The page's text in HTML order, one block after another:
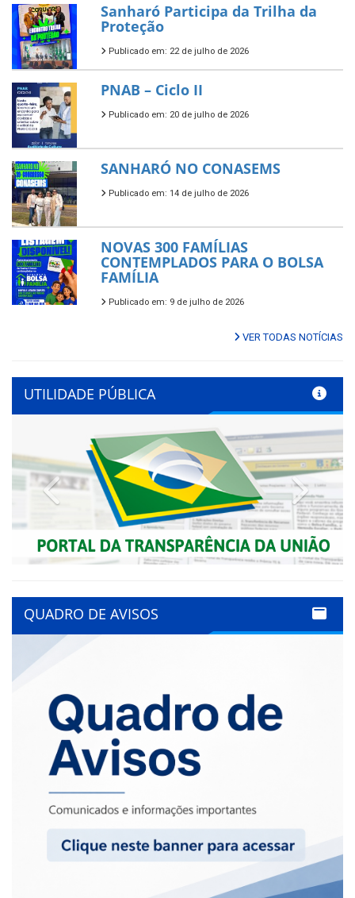
Sanharó Participa da Trilha da
Proteção
Publicado em: 22 de julho de 2026
PNAB – Ciclo II
Publicado em: 20 de julho de 2026
SANHARÓ NO CONASEMS
Publicado em: 14 de julho de 2026
NOVAS 300 FAMÍLIAS
CONTEMPLADOS PARA O BOLSA
FAMÍLIA
Publicado em: 9 de julho de 2026
VER TODAS NOTÍCIAS
UTILIDADE PÚBLICA
Previous Next
QUADRO DE AVISOS